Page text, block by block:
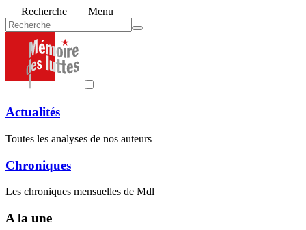
| Recherche | Menu
Actualités
Toutes les analyses de nos auteurs
Chroniques
Les chroniques mensuelles de Mdl
A la une